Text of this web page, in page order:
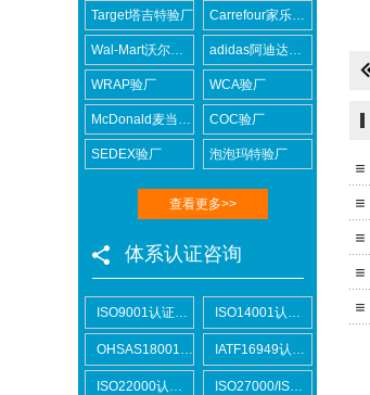
Target塔吉特验厂 Carrefour家乐福验厂
Wal-Mart沃尔玛验厂 adidas阿迪达斯验厂
WRAP验厂 WCA验厂
McDonald麦当劳验厂 COC验厂
SEDEX验厂 泡泡玛特验厂
查看更多>>
体系认证咨询
ISO9001认证咨询 ISO14001认证咨询
OHSAS18001认证咨询 IATF16949认证咨询
ISO22000认证咨询 ISO27000/ISO27001认证咨询